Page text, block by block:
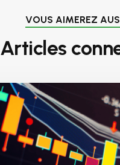
VOUS AIMEREZ
Articles